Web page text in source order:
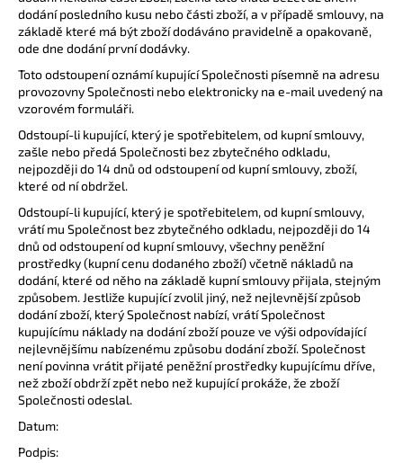
dodání posledního kusu nebo části zboží, a v případě smlouvy, na
základě které má být zboží dodáváno pravidelně a opakovaně,
ode dne dodání první dodávky.
Toto odstoupení oznámí kupující Společnosti písemně na adresu
provozovny Společnosti nebo elektronicky na e-mail uvedený na
vzorovém formuláři.
Odstoupí-li kupující, který je spotřebitelem, od kupní smlouvy,
zašle nebo předá Společnosti bez zbytečného odkladu,
nejpozději do 14 dnů od odstoupení od kupní smlouvy, zboží,
které od ní obdržel.
Odstoupí-li kupující, který je spotřebitelem, od kupní smlouvy,
vrátí mu Společnost bez zbytečného odkladu, nejpozději do 14
dnů od odstoupení od kupní smlouvy, všechny peněžní
prostředky (kupní cenu dodaného zboží) včetně nákladů na
dodání, které od něho na základě kupní smlouvy přijala, stejným
způsobem. Jestliže kupující zvolil jiný, než nejlevnější způsob
dodání zboží, který Společnost nabízí, vrátí Společnost
kupujícímu náklady na dodání zboží pouze ve výši odpovídající
nejlevnějšímu nabízenému způsobu dodání zboží. Společnost
není povinna vrátit přijaté peněžní prostředky kupujícímu dříve,
než zboží obdrží zpět nebo než kupující prokáže, že zboží
Společnosti odeslal.
Datum:
Podpis: